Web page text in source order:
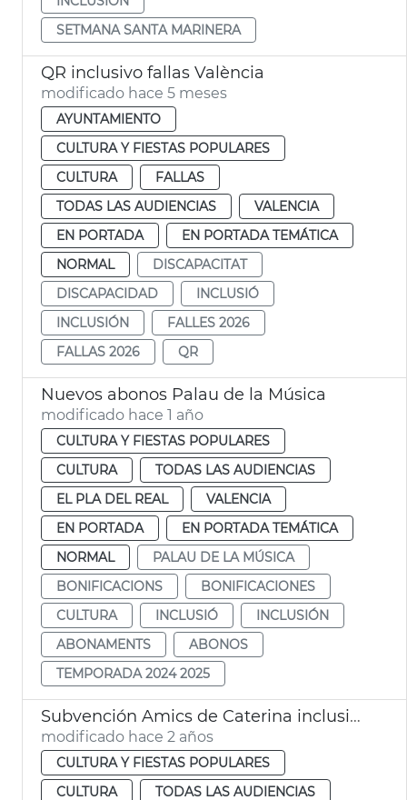
SETMANA SANTA MARINERA
QR inclusivo fallas València
modificado hace 5 meses
AYUNTAMIENTO
CULTURA Y FIESTAS POPULARES
CULTURA
FALLAS
TODAS LAS AUDIENCIAS
VALENCIA
EN PORTADA
EN PORTADA TEMÁTICA
NORMAL
DISCAPACITAT
DISCAPACIDAD
INCLUSIÓ
INCLUSIÓN
FALLES 2026
FALLAS 2026
QR
Nuevos abonos Palau de la Música
modificado hace 1 año
CULTURA Y FIESTAS POPULARES
CULTURA
TODAS LAS AUDIENCIAS
EL PLA DEL REAL
VALENCIA
EN PORTADA
EN PORTADA TEMÁTICA
NORMAL
PALAU DE LA MÚSICA
BONIFICACIONS
BONIFICACIONES
CULTURA
INCLUSIÓ
INCLUSIÓN
ABONAMENTS
ABONOS
TEMPORADA 2024 2025
Subvención Amics de Caterina inclusión
modificado hace 2 años
CULTURA Y FIESTAS POPULARES
CULTURA
TODAS LAS AUDIENCIAS